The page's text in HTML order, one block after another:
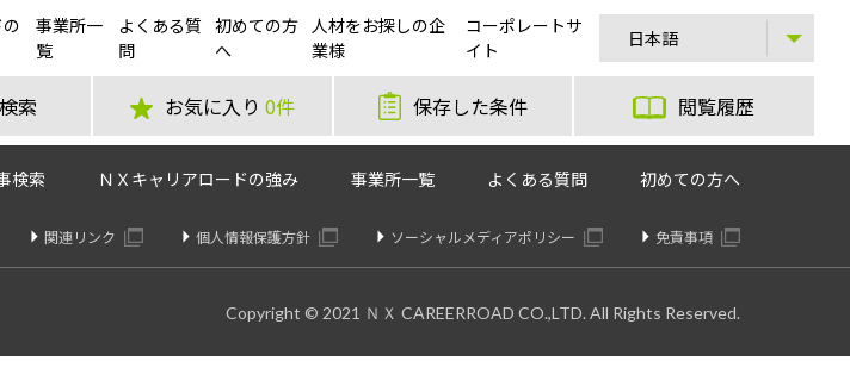
事業所一
覧
よくある質
問
初めての方
へ
人材をお探しの企
業様
コーポレートサ
イト
索 お気に入り 0件 保存した条件 閲覧履歴
軽作業員大募集！
検索 ＮＸキャリアロードの強み 事業所一覧 よくある質問 初めての方へ
関連リンク 個人情報保護方針 ソーシャルメディアポリシー 免責事項
Copyright © 2021 ＮＸ CAREERROAD CO.,LTD. All Rights Reserved.